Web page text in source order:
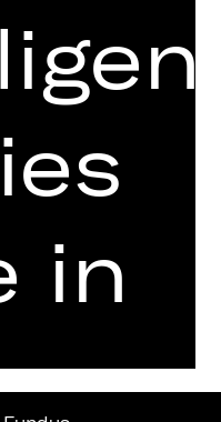
Bereich
L
in